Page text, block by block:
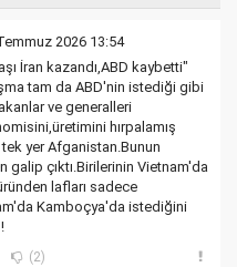
2026 13:54
İran kazandı,ABD kaybetti"
tam da ABD'nin istediği gibi
ve generalleri
hırpalamış
yer Afganistan.Bunun
galip çıktı.Birilerinin Vietnam'da
lafları sadece
Kamboçya'da istediğini
(2)